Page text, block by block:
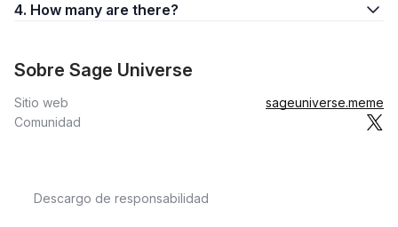
4. How many are there?
Sobre Sage Universe
Sitio web
sageuniverse.meme
Comunidad
Descargo de responsabilidad